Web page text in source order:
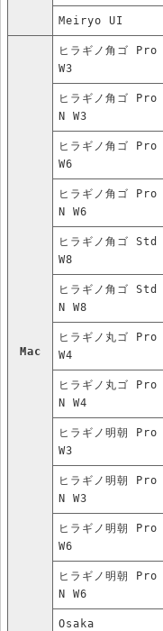
Meiryo UI
Mac
ヒラギノ角ゴ Pro
W3
ヒラギノ角ゴ Pro
N W3
ヒラギノ角ゴ Pro
W6
ヒラギノ角ゴ Pro
N W6
ヒラギノ角ゴ Std
W8
ヒラギノ角ゴ Std
N W8
ヒラギノ丸ゴ Pro
W4
ヒラギノ丸ゴ Pro
N W4
ヒラギノ明朝 Pro
W3
ヒラギノ明朝 Pro
N W3
ヒラギノ明朝 Pro
W6
ヒラギノ明朝 Pro
N W6
Osaka